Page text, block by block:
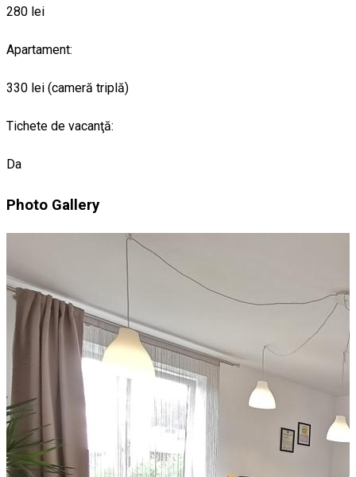
280 lei
Apartament:
330 lei (cameră triplă)
Tichete de vacanţă:
Da
Photo Gallery